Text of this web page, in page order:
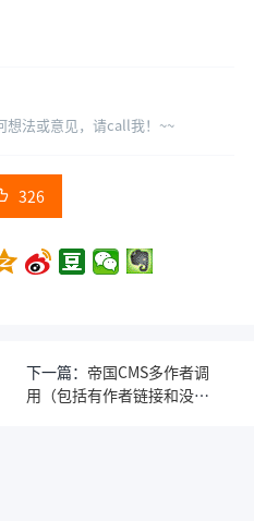
想法或意见，请call我！~~
326
下一篇： 帝国CMS多作者调
用（包括有作者链接和没有